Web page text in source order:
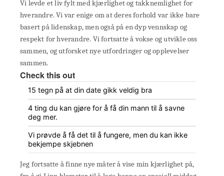
Vi levde et liv fylt med kjærlighet og takknemlighet for
hverandre. Vi var enige om at deres forhold var ikke bare
basert på lidenskap, men også på en dyp vennskap og
respekt for hverandre. Vi fortsatte å vokse og utvikle oss
sammen, og utforsket nye utfordringer og opplevelser
sammen.
Check this out
15 tegn på at din date gikk veldig bra
4 ting du kan gjøre for å få din mann til å savne
deg mer.
Vi prøvde å få det til å fungere, men du kan ikke
bekjempe skjebnen
Jeg fortsatte å finne nye måter å vise min kjærlighet på,